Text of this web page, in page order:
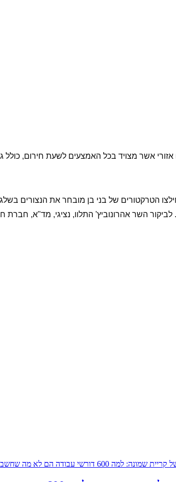
אשר מצויד בכל האמצעים לשעת חירום, כולל
הטרקטורים של בני בן מובחר את הנצורים
. לביקור השר אהרונוביץ' התלוו, נציגי, מד"א,